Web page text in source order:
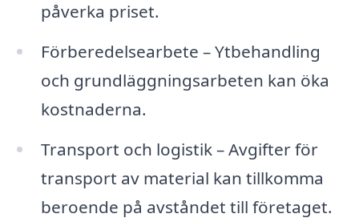
påverka priset.
Förberedelsearbete – Ytbehandling
och grundläggningsarbeten kan öka
kostnaderna.
Transport och logistik – Avgifter för
transport av material kan tillkomma
beroende på avståndet till företaget.